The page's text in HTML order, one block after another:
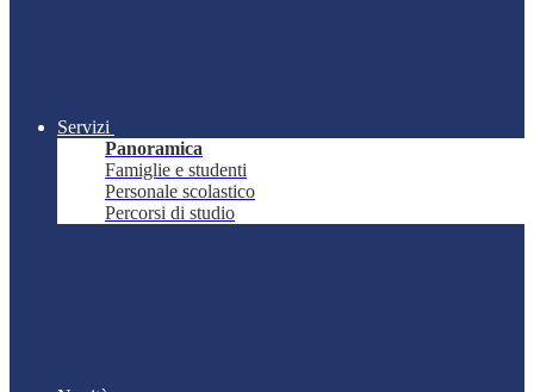
Servizi
Panoramica
Famiglie e studenti
Personale scolastico
Percorsi di studio